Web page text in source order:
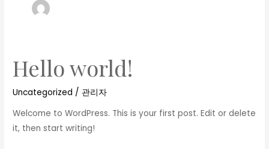
Hello world!
Uncategorized / 관리자
Welcome to WordPress. This is your first post. Edit or delete
it, then start writing!
Hello
world!